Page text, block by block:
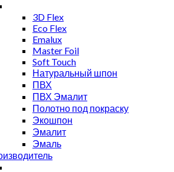
3D Flex
Eco Flex
Emalux
Master Foil
Soft Touch
Натуральный шпон
ПВХ
ПВХ Эмалит
Полотно под покраску
Экошпон
Эмалит
Эмаль